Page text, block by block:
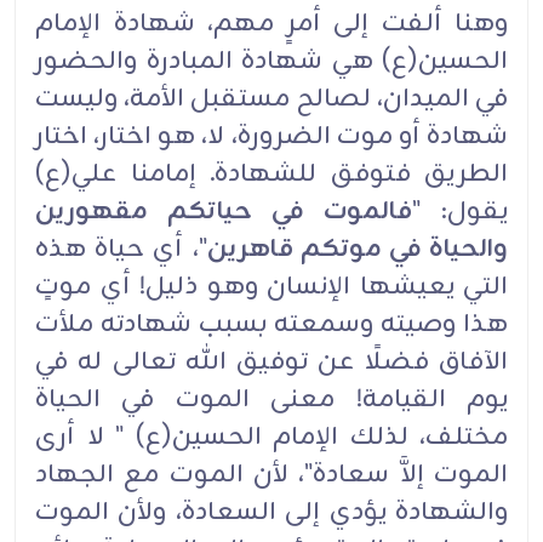
وهنا ألفت إلى أمرٍ مهم، شهادة الإمام
الحسين(ع) هي شهادة المبادرة والحضور
في الميدان، لصالح مستقبل الأمة، وليست
شهادة أو موت الضرورة، لا، هو اختار، اختار
الطريق فتوفق للشهادة. إمامنا علي(ع)
يقول: "فالموت في حياتكم مقهورين
والحياة في موتكم قاهرين"، أي حياة هذه
التي يعيشها الإنسان وهو ذليل! أي موتٍ
هذا وصيته وسمعته بسبب شهادته ملأت
الآفاق فضلًا عن توفيق الله تعالى له في
يوم القيامة! معنى الموت في الحياة
مختلف، لذلك الإمام الحسين(ع) " لا أرى
الموت إلاَّ سعادة"، لأن الموت مع الجهاد
والشهادة يؤدي إلى السعادة، ولأن الموت